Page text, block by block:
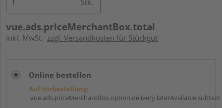
vue.ads.priceMerchantBox.total
inkl. MwSt. zzgl. Versandkosten für Stückgut
Online bestellen
Auf Vorbestellung:
vue.ads.priceMerchantBox.option.delivery.laterAvailable.subtext